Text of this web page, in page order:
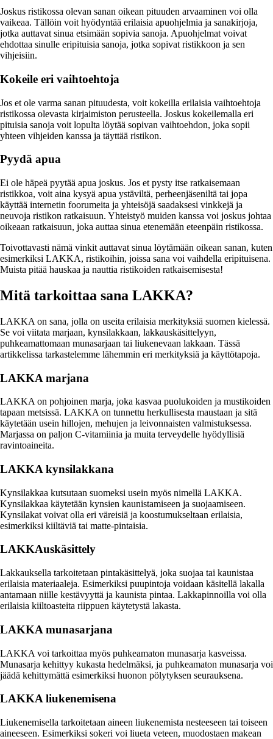
Joskus ristikossa olevan sanan oikean pituuden arvaaminen voi olla
vaikeaa. Tällöin voit hyödyntää erilaisia apuohjelmia ja sanakirjoja,
jotka auttavat sinua etsimään sopivia sanoja. Apuohjelmat voivat
ehdottaa sinulle eripituisia sanoja, jotka sopivat ristikkoon ja sen
vihjeisiin.
Kokeile eri vaihtoehtoja
Jos et ole varma sanan pituudesta, voit kokeilla erilaisia vaihtoehtoja
ristikossa olevasta kirjaimiston perusteella. Joskus kokeilemalla eri
pituisia sanoja voit lopulta löytää sopivan vaihtoehdon, joka sopii
yhteen vihjeiden kanssa ja täyttää ristikon.
Pyydä apua
Ei ole häpeä pyytää apua joskus. Jos et pysty itse ratkaisemaan
ristikkoa, voit aina kysyä apua ystäviltä, perheenjäseniltä tai jopa
käyttää internetin foorumeita ja yhteisöjä saadaksesi vinkkejä ja
neuvoja ristikon ratkaisuun. Yhteistyö muiden kanssa voi joskus johtaa
oikeaan ratkaisuun, joka auttaa sinua etenemään eteenpäin ristikossa.
Toivottavasti nämä vinkit auttavat sinua löytämään oikean sanan, kuten
esimerkiksi LAKKA, ristikoihin, joissa sana voi vaihdella eripituisena.
Muista pitää hauskaa ja nauttia ristikoiden ratkaisemisesta!
Mitä tarkoittaa sana LAKKA?
LAKKA on sana, jolla on useita erilaisia merkityksiä suomen kielessä.
Se voi viitata marjaan, kynsilakkaan, lakkauskäsittelyyn,
puhkeamattomaan munasarjaan tai liukenevaan lakkaan. Tässä
artikkelissa tarkastelemme lähemmin eri merkityksiä ja käyttötapoja.
LAKKA marjana
LAKKA on pohjoinen marja, joka kasvaa puolukoiden ja mustikoiden
tapaan metsissä. LAKKA on tunnettu herkullisesta maustaan ja sitä
käytetään usein hillojen, mehujen ja leivonnaisten valmistuksessa.
Marjassa on paljon C-vitamiinia ja muita terveydelle hyödyllisiä
ravintoaineita.
LAKKA kynsilakkana
Kynsilakkaa kutsutaan suomeksi usein myös nimellä LAKKA.
Kynsilakkaa käytetään kynsien kaunistamiseen ja suojaamiseen.
Kynsilakat voivat olla eri väreisiä ja koostumukseltaan erilaisia,
esimerkiksi kiiltäviä tai matte-pintaisia.
LAKKAuskäsittely
Lakkauksella tarkoitetaan pintakäsittelyä, joka suojaa tai kaunistaa
erilaisia materiaaleja. Esimerkiksi puupintoja voidaan käsitellä lakalla
antamaan niille kestävyyttä ja kaunista pintaa. Lakkapinnoilla voi olla
erilaisia kiiltoasteita riippuen käytetystä lakasta.
LAKKA munasarjana
LAKKA voi tarkoittaa myös puhkeamaton munasarja kasveissa.
Munasarja kehittyy kukasta hedelmäksi, ja puhkeamaton munasarja voi
jäädä kehittymättä esimerkiksi huonon pölytyksen seurauksena.
LAKKA liukenemisena
Liukenemisella tarkoitetaan aineen liukenemista nesteeseen tai toiseen
aineeseen. Esimerkiksi sokeri voi liueta veteen, muodostaen makean